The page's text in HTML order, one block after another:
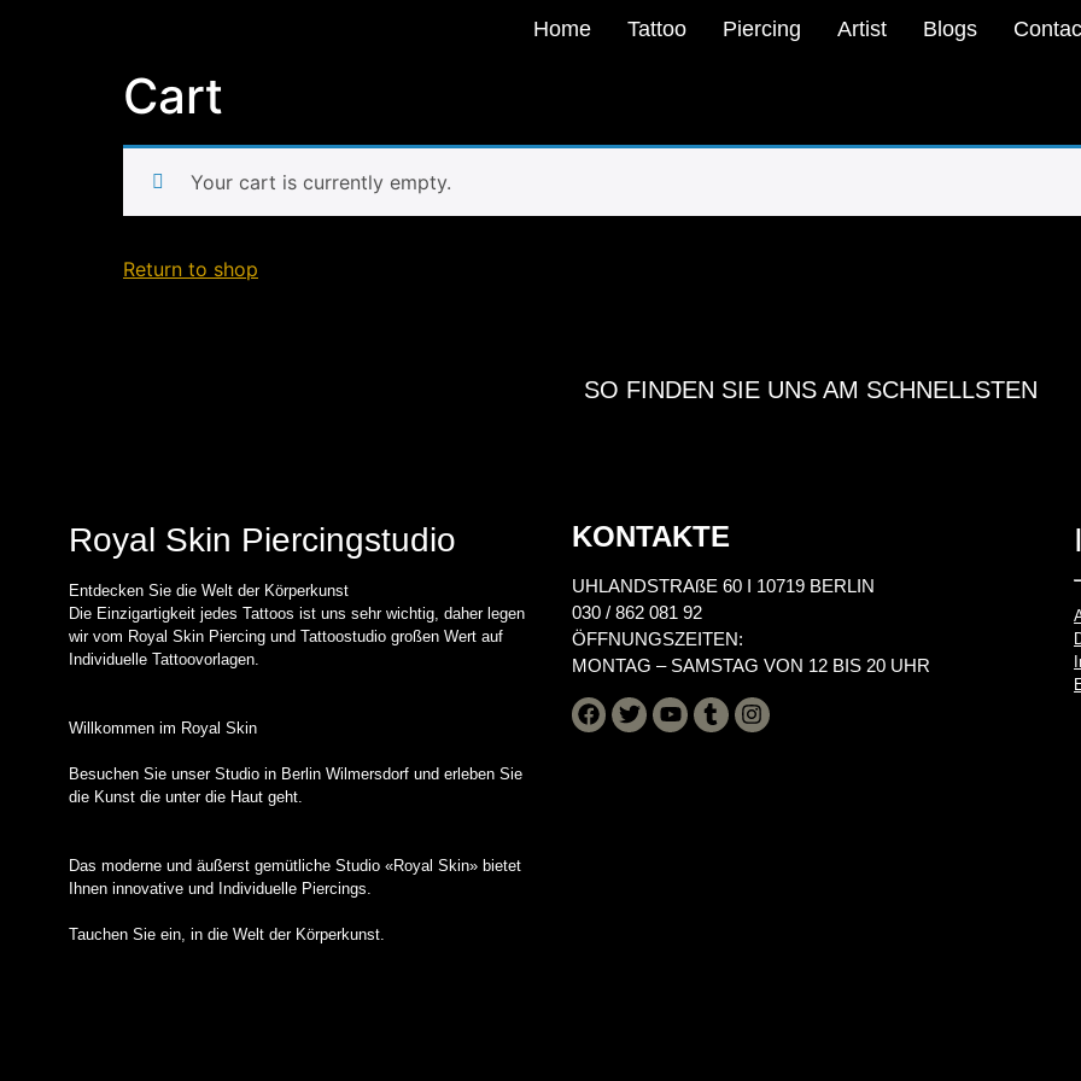
Home Tattoo Piercing Artist Blogs
Cart
Your cart is currently empty.
Return to shop
SO FINDEN SIE UNS AM SCHNELLSTEN
Royal Skin Piercingstudio
Entdecken Sie die Welt der Körperkunst
Die Einzigartigkeit jedes Tattoos ist uns sehr wichtig, daher legen
wir vom Royal Skin Piercing und Tattoostudio großen Wert auf
Individuelle Tattoovorlagen.
Willkommen im Royal Skin
Besuchen Sie unser Studio in Berlin Wilmersdorf und erleben Sie
die Kunst die unter die Haut geht.
Das moderne und äußerst gemütliche Studio «Royal Skin» bietet
Ihnen innovative und Individuelle Piercings.
Tauchen Sie ein, in die Welt der Körperkunst.
KONTAKTE
UHLANDSTRAßE 60 I 10719 BERLIN
030 / 862 081 92
ÖFFNUNGSZEITEN:
MONTAG – SAMSTAG VON 12 BIS 20 UHR